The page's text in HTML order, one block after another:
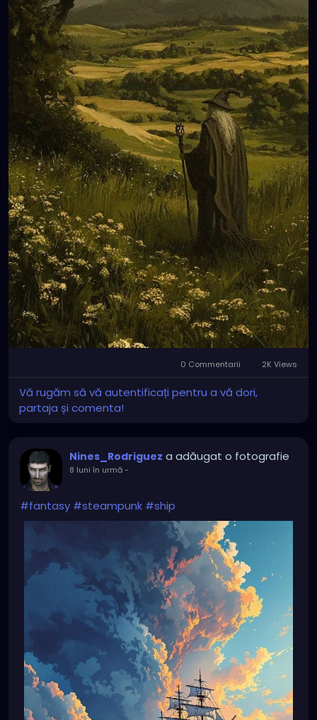
0 Commentarii 2K Views
Vă rugăm să vă autentificați pentru a vă dori,
partaja și comenta!
Nines_Rodriguez a adăugat o fotografie
8 luni în urmă-
#fantasy #steampunk #ship